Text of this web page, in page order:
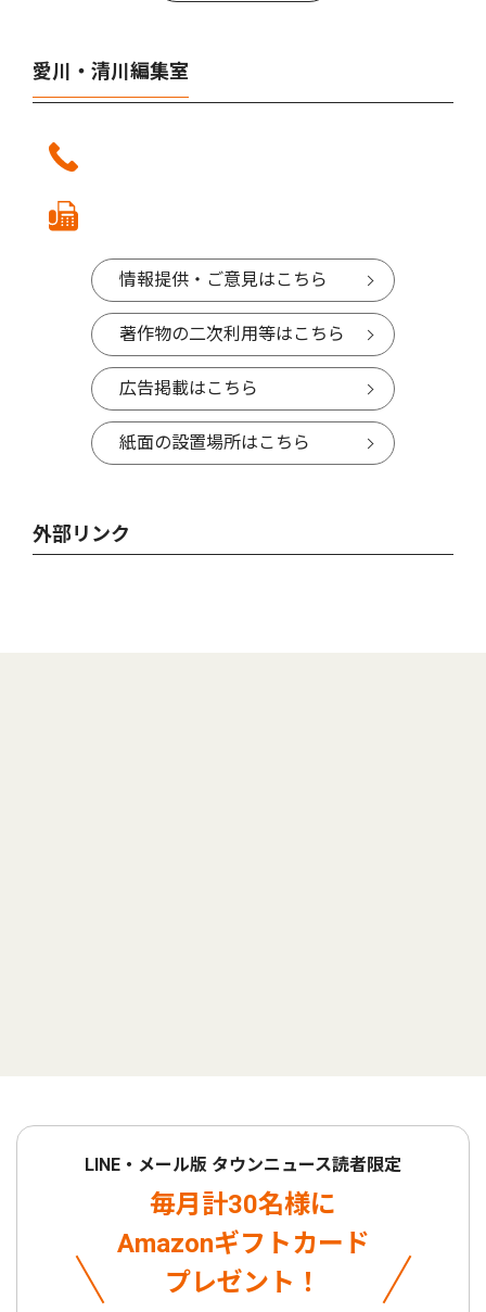
愛川・清川編集室
情報提供・ご意見はこちら
著作物の二次利用等はこちら
広告掲載はこちら
紙面の設置場所はこちら
外部リンク
LINE・メール版 タウンニュース読者限定
毎月計30名様に
Amazonギフトカード
プレゼント！